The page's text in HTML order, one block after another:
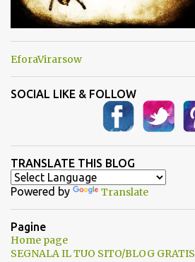
EforaVirarsow
SOCIAL LIKE & FOLLOW
TRANSLATE THIS BLOG
Powered by Translate
Pagine
Home page
SEGNALA IL TUO SITO/BLOG GRATIS